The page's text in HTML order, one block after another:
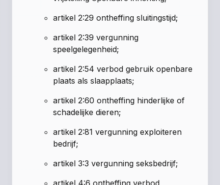
artikel 2:29 ontheffing sluitingstijd;
artikel 2:39 vergunning
speelgelegenheid;
artikel 2:54 verbod gebruik openbare
plaats als slaapplaats;
artikel 2:60 ontheffing hinderlijke of
schadelijke dieren;
artikel 2:81 vergunning exploiteren
bedrijf;
artikel 3:3 vergunning seksbedrijf;
artikel 4:6 ontheffing verbod